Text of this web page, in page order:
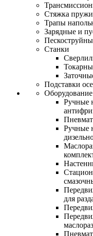
Стяжка
Трапы
Зарядные и
Станки
Подставки
Ручные
Ручные
для